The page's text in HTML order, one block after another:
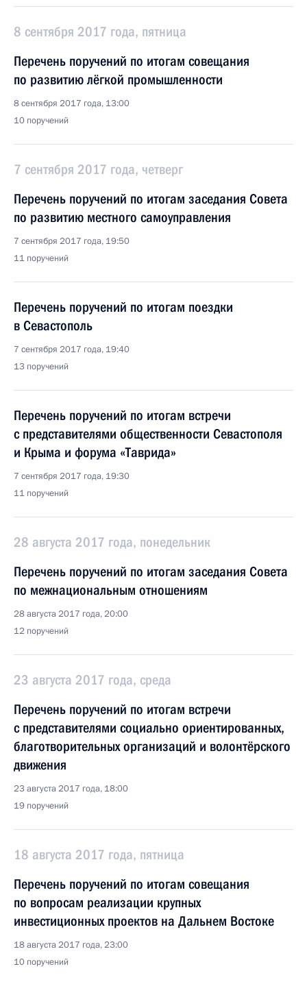
8 сентября 2017 года, пятница
Перечень поручений по итогам совещания
по развитию лёгкой промышленности
8 сентября 2017 года, 13:00
10 поручений
7 сентября 2017 года, четверг
Перечень поручений по итогам заседания Совета
по развитию местного самоуправления
7 сентября 2017 года, 19:50
11 поручений
Перечень поручений по итогам поездки
в Севастополь
7 сентября 2017 года, 19:40
13 поручений
Перечень поручений по итогам встречи
с представителями общественности Севастополя
и Крыма и форума «Таврида»
7 сентября 2017 года, 19:30
11 поручений
28 августа 2017 года, понедельник
Перечень поручений по итогам заседания Совета
по межнациональным отношениям
28 августа 2017 года, 20:00
12 поручений
23 августа 2017 года, среда
Перечень поручений по итогам встречи
с представителями социально ориентированных,
благотворительных организаций и волонтёрского
движения
23 августа 2017 года, 18:00
19 поручений
18 августа 2017 года, пятница
Перечень поручений по итогам совещания
по вопросам реализации крупных
инвестиционных проектов на Дальнем Востоке
18 августа 2017 года, 23:00
10 поручений